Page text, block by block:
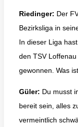
Riedinger: Der
Bezirksliga in
In dieser Liga
den TSV
gewonnen. Was
Güler: Du musst
bereit sein, alles
vermeintlich